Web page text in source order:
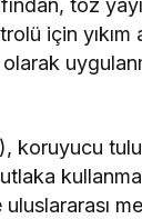
toz
için
koruyucu